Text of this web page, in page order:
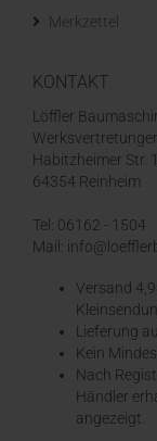
Merkzettel
KONTAKT
Löffler
Habitzheimer Str.
64354 Reinheim
Tel: 06162 - 1504
Mail:
Versand
​Lieferung
Kein
Nach
Händler
angezeigt.